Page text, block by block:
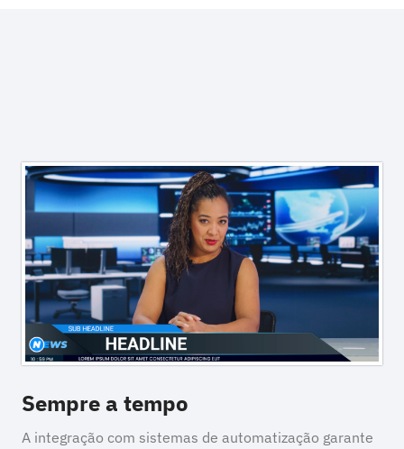
Sempre a tempo
A integração com sistemas de automatização garante